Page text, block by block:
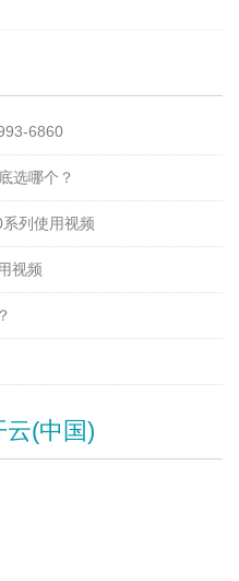
6860
选哪个？
列使用视频
视频
(中国)